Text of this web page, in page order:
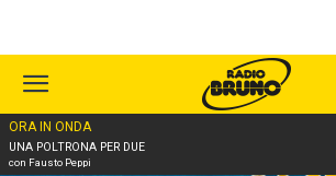
ORA IN ONDA
UNA POLTRONA PER DUE
con Fausto Peppi
Home